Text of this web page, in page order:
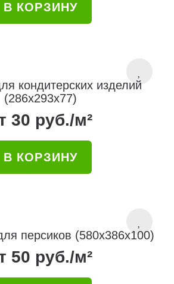
В КОРЗИНУ
кондитерских изделий
(286x293x77)
30 руб./м²
В КОРЗИНУ
персиков (580x386x100)
50 руб./м²